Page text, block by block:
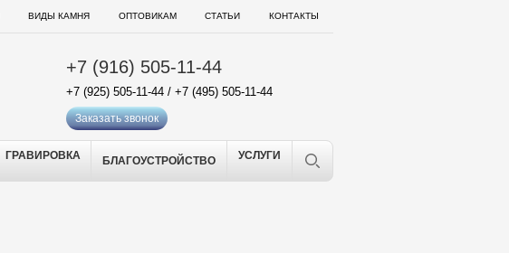
ВИДЫ КАМНЯ ОПТОВИКАМ СТАТЬИ КОНТАКТЫ
+7 (916) 505-11-44
+7 (925) 505-11-44 / +7 (495) 505-11-44
Заказать звонок
ГРАВИРОВКА БЛАГОУСТРОЙСТВО УСЛУГИ